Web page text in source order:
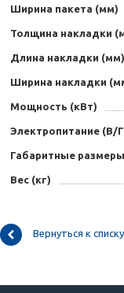
Ширина пакета (мм)
Толщина накладки
Длина накладки (мм)
Ширина накладки
Мощность (кВт)
Электропитание (В/
Габаритные
Вес (кг)
Вернуться к списку